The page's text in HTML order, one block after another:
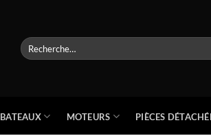
Recherche
pour :
BATEAUX MOTEURS PIÈCES